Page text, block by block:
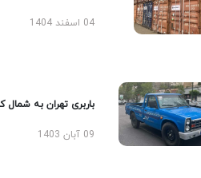
04 اسفند 1404
باربری تهران به شمال
09 آبان 1403